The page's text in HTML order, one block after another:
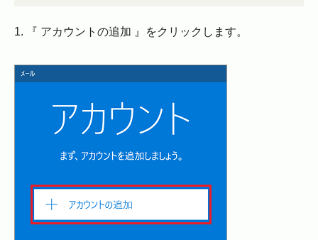
1. 『 アカウントの追加 』をクリックします。